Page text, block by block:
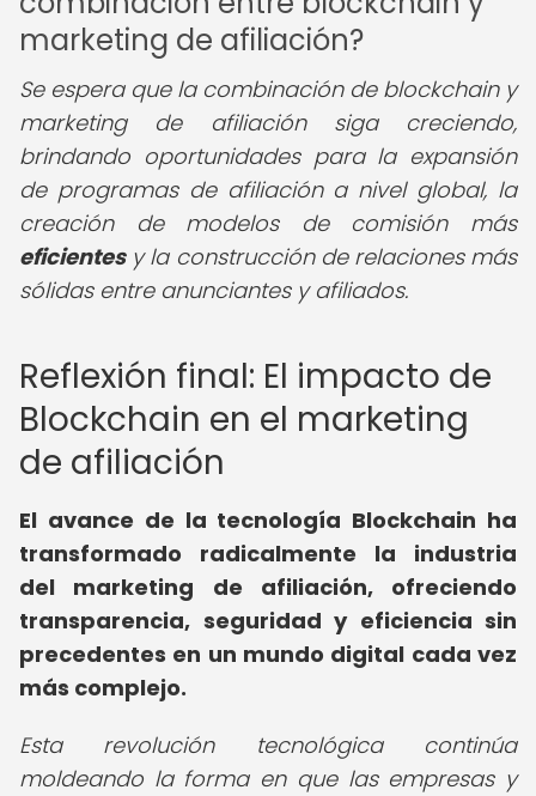
marketing de afiliación?
Se espera que la combinación de blockchain y
marketing de afiliación siga creciendo,
brindando oportunidades para la expansión
de programas de afiliación a nivel global, la
creación de modelos de comisión más
eficientesy la construcción de relaciones más
sólidas entre anunciantes y afiliados.
Reflexión final: El impacto de
Blockchain en el marketing
de afiliación
El avance de la tecnología Blockchain ha
transformado radicalmente la industria
del marketing de afiliación, ofreciendo
transparencia, seguridad y eficiencia sin
precedentes en un mundo digital cada vez
más complejo.
Esta revolución tecnológica continúa
moldeando la forma en que las empresas y